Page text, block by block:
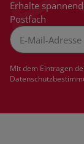
Erhalte
Postfach
Mit dem Eintragen